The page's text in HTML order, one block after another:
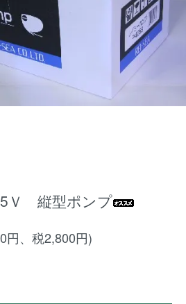
Ｖ 縦型ポンプ
円、税2,800円)